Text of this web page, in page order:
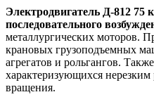
Электродвигатель Д-812 75
последовательного
металлургических моторов.
крановых грузоподъемных
агрегатов и рольгангов.
характеризующихся
вращения.